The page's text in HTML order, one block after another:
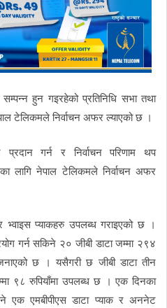
हुन गइरहेको प्रतिनिधि सभा तथा
टेलिकमले निर्वाचन अफर ल्याएको छ ।
प्रदान गर्न र निर्वाचन परिणाम थप
लागि नेपाल टेलिकमले निर्वाचन अफर
प्याकहरु उपलब्ध गराइएको छ ।
गर्न सकिने २० जीबी डाटा जम्मा २९४
छ । यसैगरी छ जीबी डाटा तीन
९८ रुपियाँमा उपलब्ध छ । एक दिनका
एक एमबीपीएस डाटा प्याक र अननेट